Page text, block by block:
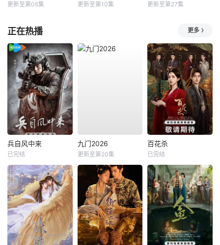
更新至第06集 更新至第10集 更新至第27集
正在热播 更多
兵自风中来
已完结
九门2026
更新至第20集
百花杀
已完结